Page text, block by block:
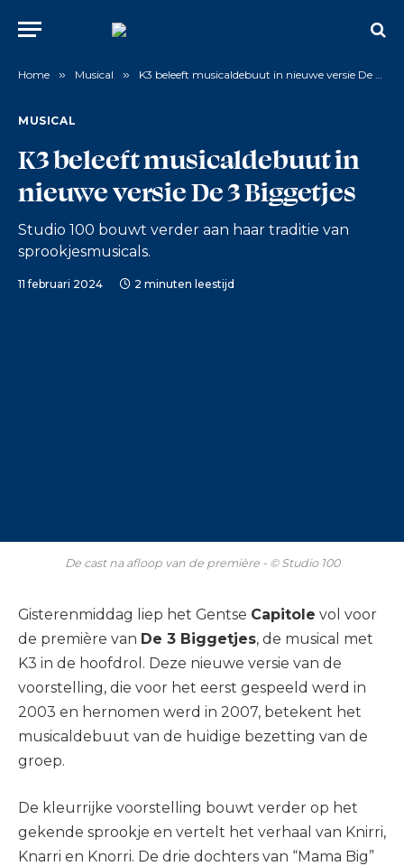
Home » Musical » K3 beleeft musicaldebuut in nieuwe versie De 3 Biggetjes
MUSICAL
K3 beleeft musicaldebuut in
nieuwe versie De 3 Biggetjes
Studio 100 bouwt verder aan haar traditie van
sprookjesmusicals.
11 februari 2024 2 minuten leestijd
De cast na afloop van de première - © Studio 100
Gisterenmiddag liep het Gentse Capitole vol voor
de première van De 3 Biggetjes, de musical met
K3 in de hoofdrol. Deze nieuwe versie van de
voorstelling, die voor het eerst gespeeld werd in
2003 en hernomen werd in 2007, betekent het
musicaldebuut van de huidige bezetting van de
groep.
De kleurrijke voorstelling bouwt verder op het
gekende sprookje en vertelt het verhaal van Knirri,
Knarri en Knorri. De drie dochters van “Mama Big”